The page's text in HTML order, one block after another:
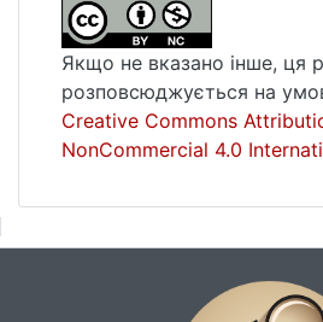
Якщо не вказано інше, ця
розповсюджується на
Creative Commons
NonCommercial 4.0